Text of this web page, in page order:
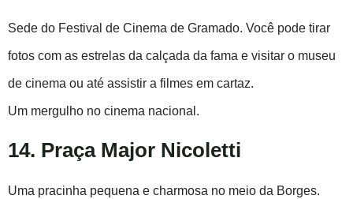
Sede do Festival de Cinema de Gramado. Você pode tirar
fotos com as estrelas da calçada da fama e visitar o museu
de cinema ou até assistir a filmes em cartaz.
Um mergulho no cinema nacional.
14. Praça Major Nicoletti
Uma pracinha pequena e charmosa no meio da Borges.